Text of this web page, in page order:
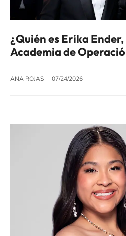
¿Quién es Erika
Academia de
ANA ROJAS 07/24/2026